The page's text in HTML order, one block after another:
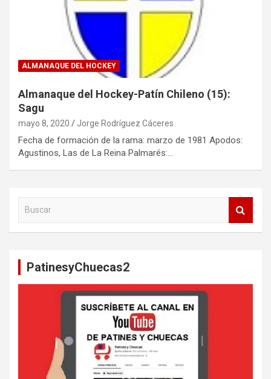
ALMANAQUE DEL HOCKEY
Almanaque del Hockey-Patín Chileno (15):
Sagu
mayo 8, 2020 Jorge Rodríguez Cáceres
Fecha de formación de la rama: marzo de 1981 Apodos:
Agustinos, Las de La Reina Palmarés:…
PatinesyChuecas2